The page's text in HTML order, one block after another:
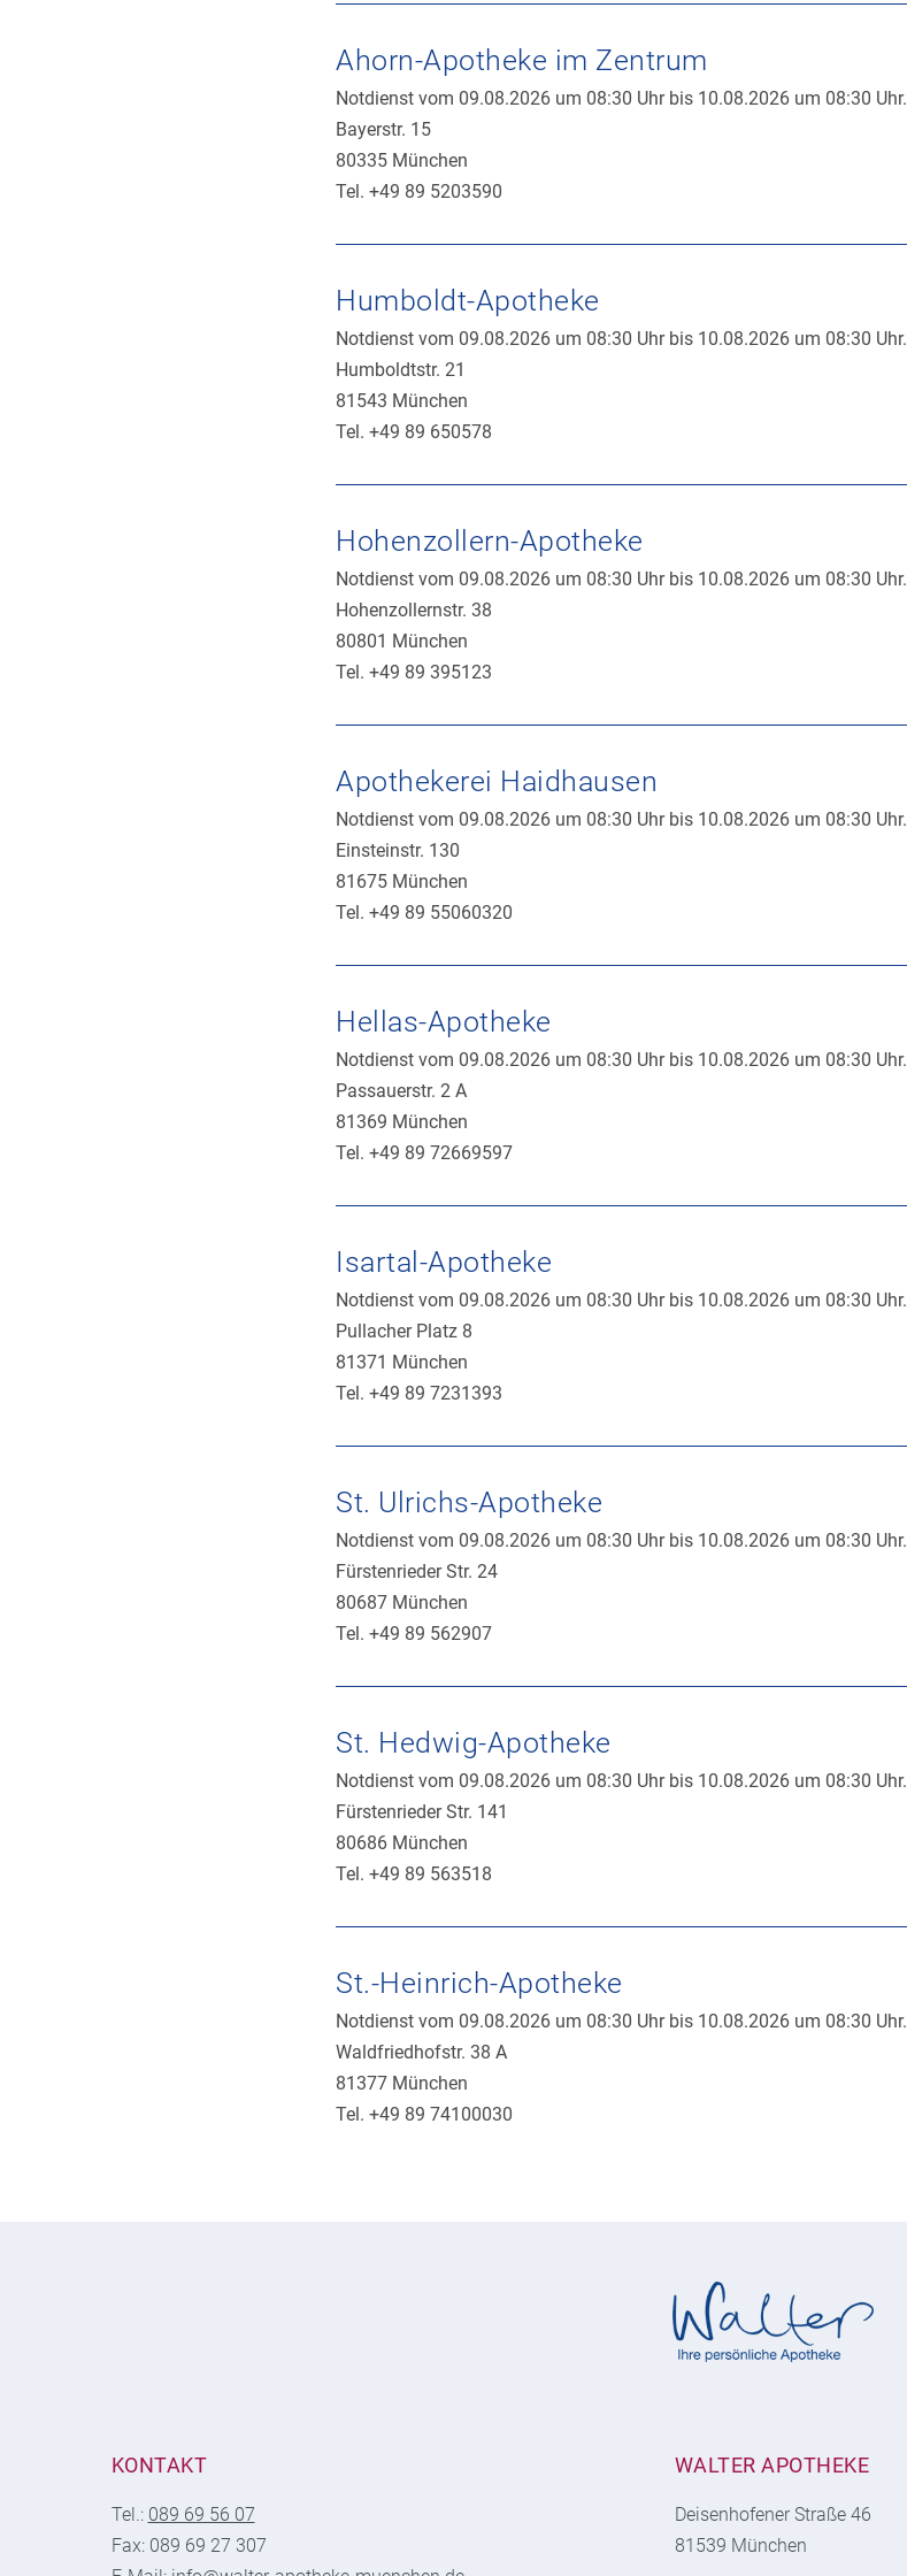
Ahorn-Apotheke im Zentrum
Notdienst vom 09.08.2026 um 08:30 Uhr bis 10.08.2026 um 08:30 Uhr.
Bayerstr. 15
80335 München
Tel. +49 89 5203590
Humboldt-Apotheke
Notdienst vom 09.08.2026 um 08:30 Uhr bis 10.08.2026 um 08:30 Uhr.
Humboldtstr. 21
81543 München
Tel. +49 89 650578
Hohenzollern-Apotheke
Notdienst vom 09.08.2026 um 08:30 Uhr bis 10.08.2026 um 08:30 Uhr.
Hohenzollernstr. 38
80801 München
Tel. +49 89 395123
Apothekerei Haidhausen
Notdienst vom 09.08.2026 um 08:30 Uhr bis 10.08.2026 um 08:30 Uhr.
Einsteinstr. 130
81675 München
Tel. +49 89 55060320
Hellas-Apotheke
Notdienst vom 09.08.2026 um 08:30 Uhr bis 10.08.2026 um 08:30 Uhr.
Passauerstr. 2 A
81369 München
Tel. +49 89 72669597
Isartal-Apotheke
Notdienst vom 09.08.2026 um 08:30 Uhr bis 10.08.2026 um 08:30 Uhr.
Pullacher Platz 8
81371 München
Tel. +49 89 7231393
St. Ulrichs-Apotheke
Notdienst vom 09.08.2026 um 08:30 Uhr bis 10.08.2026 um 08:30 Uhr.
Fürstenrieder Str. 24
80687 München
Tel. +49 89 562907
St. Hedwig-Apotheke
Notdienst vom 09.08.2026 um 08:30 Uhr bis 10.08.2026 um 08:30 Uhr.
Fürstenrieder Str. 141
80686 München
Tel. +49 89 563518
St.-Heinrich-Apotheke
Notdienst vom 09.08.2026 um 08:30 Uhr bis 10.08.2026 um 08:30 Uhr.
Waldfriedhofstr. 38 A
81377 München
Tel. +49 89 74100030
KONTAKT
Tel.: 089 69 56 07
Fax: 089 69 27 307
WALTER APOTHEKE
Deisenhofener Straße 46
81539 München